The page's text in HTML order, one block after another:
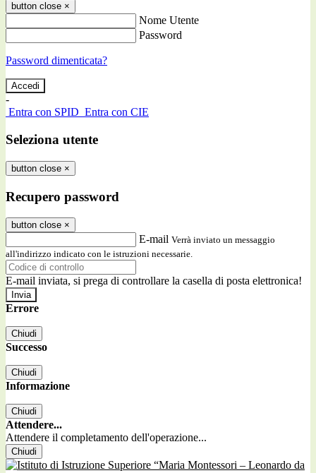
button close ×
Nome Utente
Password
Password dimenticata?
-
Entra con SPID Entra con CIE
Seleziona utente
button close ×
Recupero password
button close ×
E-mail Verrà inviato un messaggio
all'indirizzo indicato con le istruzioni necessarie.
E-mail inviata, si prega di controllare la casella di posta elettronica!
Errore
Chiudi
Successo
Chiudi
Informazione
Chiudi
Attendere...
Attendere il completamento dell'operazione...
Chiudi